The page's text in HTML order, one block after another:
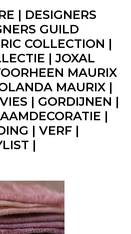
| DESIGNERS
GUILD
COLLECTION |
| JOXAL
MAURIX
MAURIX |
| GORDIJNEN |
|
| VERF |
|